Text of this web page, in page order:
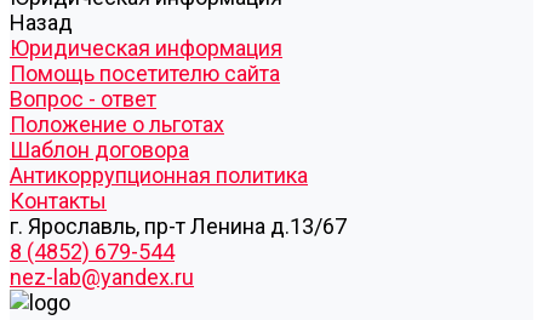
Назад
Юридическая информация
Помощь посетителю сайта
Вопрос - ответ
Положение о льготах
Шаблон договора
Антикоррупционная политика
Контакты
г. Ярославль, пр-т Ленина д.13/67
8 (4852) 679-544
nez-lab@yandex.ru